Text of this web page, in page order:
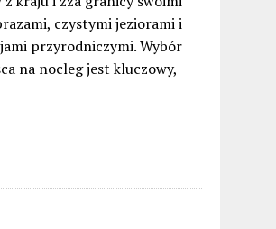
czystymi jeziorami i
przyrodniczymi. Wybór
na nocleg jest kluczowy,